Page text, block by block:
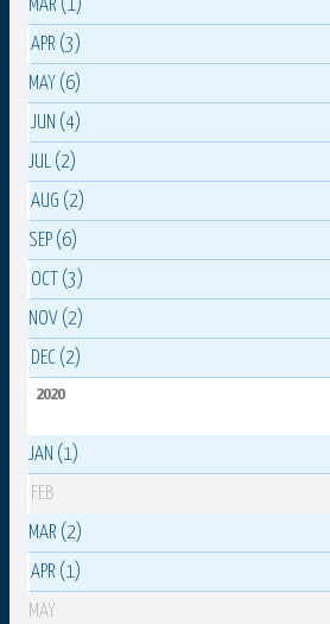
MAR (1)
APR (3)
MAY (6)
JUN (4)
JUL (2)
AUG (2)
SEP (6)
OCT (3)
NOV (2)
DEC (2)
2020
JAN (1)
FEB
MAR (2)
APR (1)
MAY